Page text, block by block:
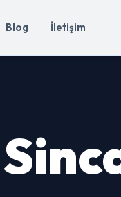
Blog İletişim